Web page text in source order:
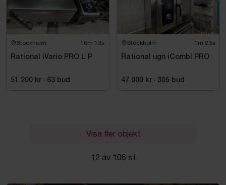
Stockholm 16m 12s
Rational iVario PRO L P
51 200 kr · 63 bud
Stockholm 1m 22s
Rational ugn iCombi PRO
47 000 kr · 305 bud
Visa fler objekt
12 av 106 st